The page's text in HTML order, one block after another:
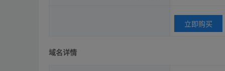
立即购买
域名详情